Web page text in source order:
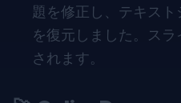
題を修正し、テキス
を復元しました。ス
されます。